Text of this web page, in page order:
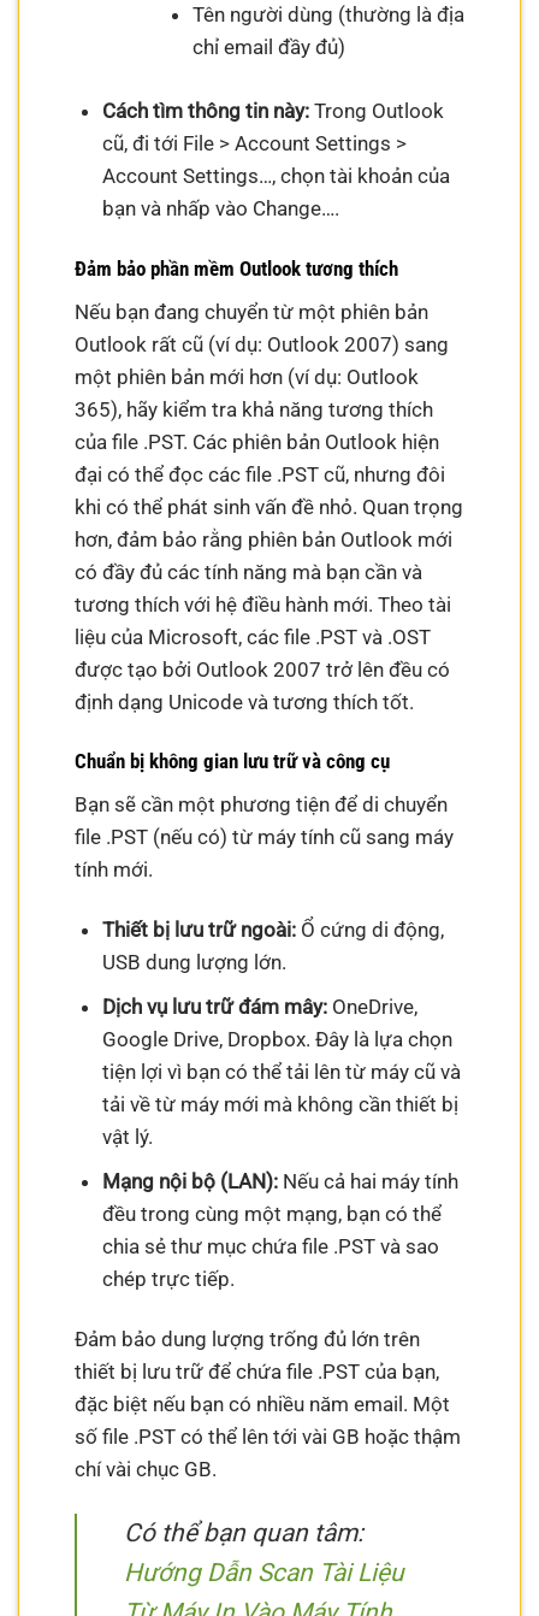
Tên người dùng (thường là địa
chỉ email đầy đủ)
Cách tìm thông tin này:Trong Outlook
cũ, đi tới File > Account Settings >
Account Settings…, chọn tài khoản của
bạn và nhấp vào Change….
Đảm bảo phần mềm Outlook tương thích
Nếu bạn đang chuyển từ một phiên bản
Outlook rất cũ (ví dụ: Outlook 2007) sang
một phiên bản mới hơn (ví dụ: Outlook
365), hãy kiểm tra khả năng tương thích
của file .PST. Các phiên bản Outlook hiện
đại có thể đọc các file .PST cũ, nhưng đôi
khi có thể phát sinh vấn đề nhỏ. Quan trọng
hơn, đảm bảo rằng phiên bản Outlook mới
có đầy đủ các tính năng mà bạn cần và
tương thích với hệ điều hành mới. Theo tài
liệu của Microsoft, các file .PST và .OST
được tạo bởi Outlook 2007 trở lên đều có
định dạng Unicode và tương thích tốt.
Chuẩn bị không gian lưu trữ và công cụ
Bạn sẽ cần một phương tiện để di chuyển
file .PST (nếu có) từ máy tính cũ sang máy
tính mới.
Thiết bị lưu trữ ngoài:Ổ cứng di động,
USB dung lượng lớn.
Dịch vụ lưu trữ đám mây:OneDrive,
Google Drive, Dropbox. Đây là lựa chọn
tiện lợi vì bạn có thể tải lên từ máy cũ và
tải về từ máy mới mà không cần thiết bị
vật lý.
Mạng nội bộ (LAN):Nếu cả hai máy tính
đều trong cùng một mạng, bạn có thể
chia sẻ thư mục chứa file .PST và sao
chép trực tiếp.
Đảm bảo dung lượng trống đủ lớn trên
thiết bị lưu trữ để chứa file .PST của bạn,
đặc biệt nếu bạn có nhiều năm email. Một
số file .PST có thể lên tới vài GB hoặc thậm
chí vài chục GB.
Có thể bạn quan tâm:
Hướng Dẫn Scan Tài Liệu